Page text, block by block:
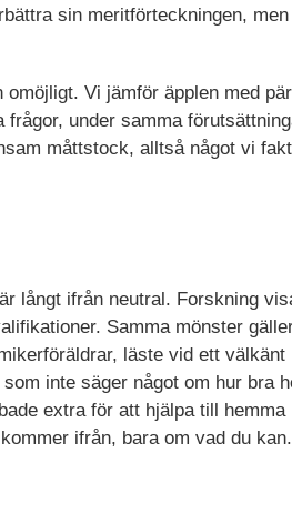
sin meritförteckningen,
Vi jämför äpplen med
under samma
måttstock, alltså något vi
långt ifrån neutral. Forskning
Samma mönster
läste vid ett välkänt
inte säger något om hur bra
extra för att hjälpa till
ifrån, bara om vad du kan.